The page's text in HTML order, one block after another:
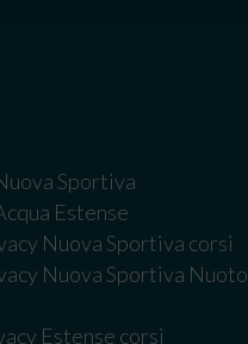
Sportiva
Estense
Nuova Sportiva corsi
Nuova Sportiva Nuoto
Estense corsi